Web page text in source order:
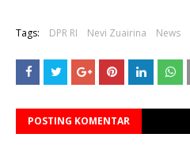
Tags: DPR RI Nevi Zuairina News
POSTING KOMENTAR